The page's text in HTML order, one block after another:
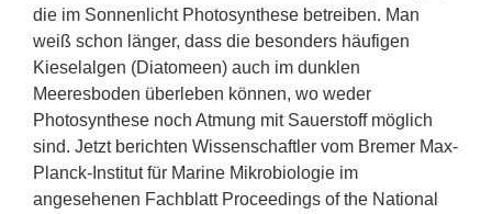
die im Sonnenlicht Photosynthese betreiben. Man
weiß schon länger, dass die besonders häufigen
Kieselalgen (Diatomeen) auch im dunklen
Meeresboden überleben können, wo weder
Photosynthese noch Atmung mit Sauerstoff möglich
sind. Jetzt berichten Wissenschaftler vom Bremer Max-
Planck-Institut für Marine Mikrobiologie im
angesehenen Fachblatt Proceedings of the National